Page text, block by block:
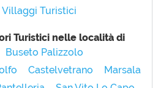
Villaggi Turistici
Turistici nelle località di
Buseto Palizzolo
Castelvetrano
Marsala